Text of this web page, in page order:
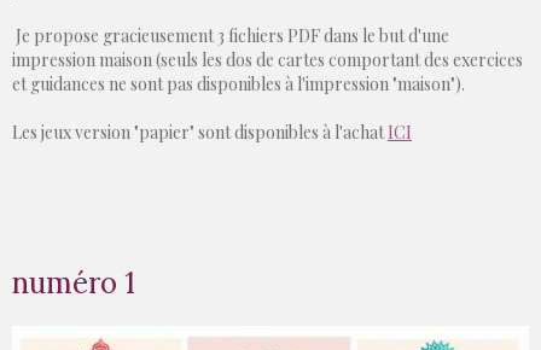
Je propose gracieusement 3 fichiers PDF dans le but d'une
impression maison (seuls les dos de cartes comportant des exercices
et guidances ne sont pas disponibles à l'impression "maison").
Les jeux version "papier" sont disponibles à l'achatICI
numéro 1